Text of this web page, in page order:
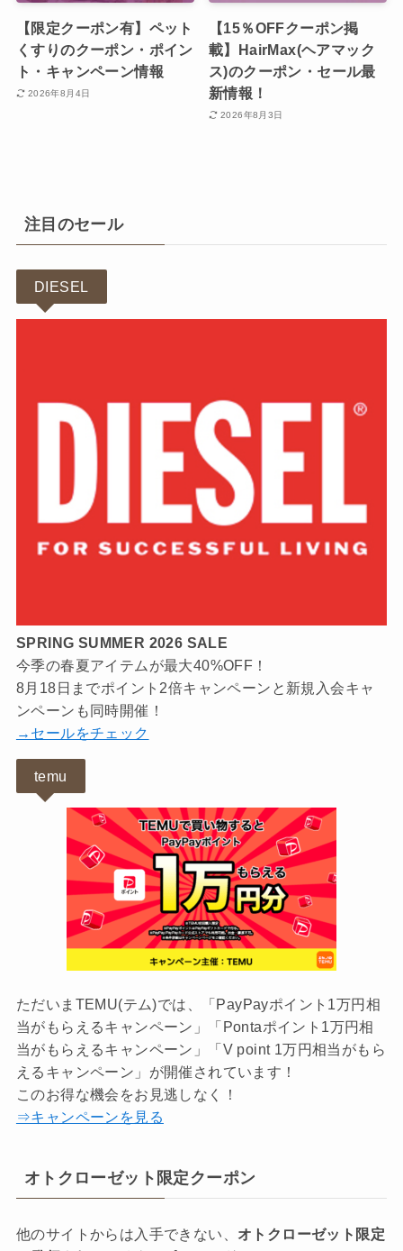
【限定クーポン有】ペット
くすりのクーポン・ポイン
ト・キャンペーン情報
2026年8月4日
【15％OFFクーポン掲
載】HairMax(ヘアマック
ス)のクーポン・セール最
新情報！
2026年8月3日
注目のセール
DIESEL
SPRING SUMMER 2026 SALE
今季の春夏アイテムが最大40%OFF！
8月18日までポイント2倍キャンペーンと新規入会キャ
ンペーンも同時開催！
→セールをチェック
temu
ただいまTEMU(テム)では、「PayPayポイント1万円相
当がもらえるキャンペーン」「Pontaポイント1万円相
当がもらえるキャンペーン」「V point 1万円相当がもら
えるキャンペーン」が開催されています！
このお得な機会をお見逃しなく！
⇒キャンペーンを見る
オトクローゼット限定クーポン
他のサイトからは入手できない、 オトクローゼット限定